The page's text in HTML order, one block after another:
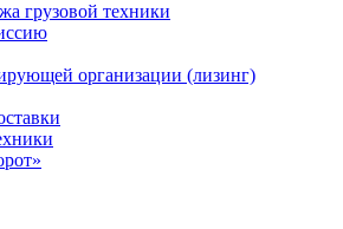
грузовой техники
организации (лизинг)